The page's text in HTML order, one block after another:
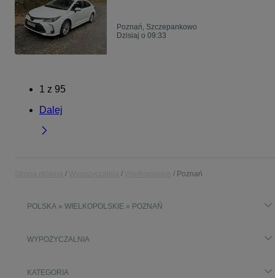
Poznań, Szczepankowo
Dzisiaj o 09:33
1 z 95
Dalej
Poznań
POLSKA » WIELKOPOLSKIE » POZNAŃ
WYPOŻYCZALNIA
KATEGORIA